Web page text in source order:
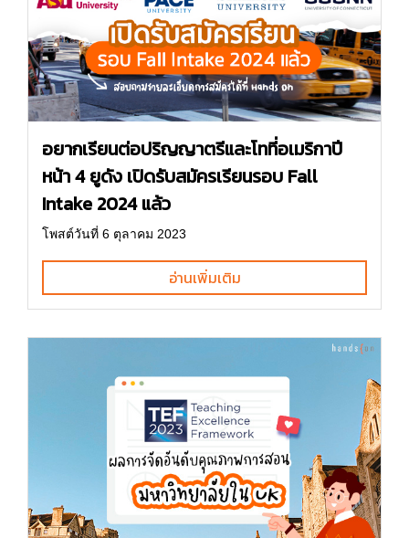
อยากเรียนต่อปริญญาตรีและโทที่อเมริกาปี
หน้า 4 ยูดัง เปิดรับสมัครเรียนรอบ Fall
Intake 2024 แล้ว
โพสต์วันที่ 6 ตุลาคม 2023
อ่านเพิ่มเติม